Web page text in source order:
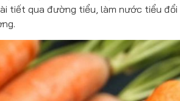
tiết qua đường tiểu, làm nước tiểu